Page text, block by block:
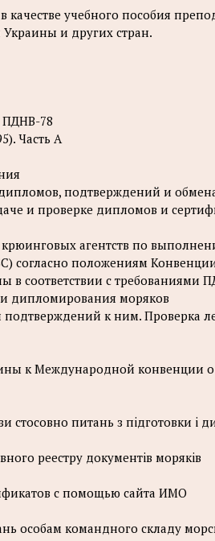
учебного пособия
и других стран.
ПДНВ-78
Часть А
подтверждений и
и проверке дипломов и
агентств по
согласно положениям
в соответствии с требованиями
дипломирования моряков
подтверждений к ним. Проверка
к Международной конвенции
стосовно питань з пiдготовки i
реестру документiв морякiв
с помощью сайта ИМО
особам командного складу